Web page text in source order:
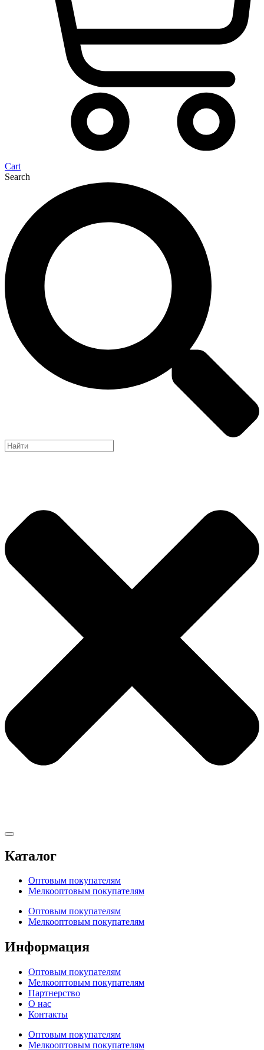
Cart
Search
Каталог
Оптовым покупателям
Мелкооптовым покупателям
Оптовым покупателям
Мелкооптовым покупателям
Информация
Оптовым покупателям
Мелкооптовым покупателям
Партнерство
О нас
Контакты
Оптовым покупателям
Мелкооптовым покупателям